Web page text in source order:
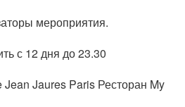
мероприятия.
с 12 дня до 23.30
Jaures Paris Ресторан My